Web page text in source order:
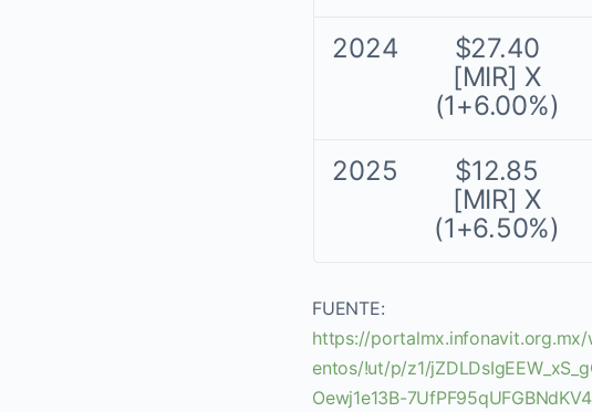
2024
$27.40
[MIR] X
(1+6.00%)
2025
$12.85
[MIR] X
(1+6.50%)
FUENTE:
https://
entos/!ut/p/z1/
Oewj1e13B-